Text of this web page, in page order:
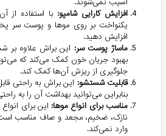
آسیب نمی‌شوند.
افزایش کارایی شامپو: با استفاده از
یکنواخت بر روی موها و پوست سر
افزایش دهید.
ماساژ پوست سر: این براش علاوه بر
بهبود جریان خون کمک می‌کند که
جلوگیری از ریزش آن‌ها کمک کند.
قابلیت شستشو: این براش به راحتی
بنابراین می‌توانید بهداشت آن را به
مناسب برای انواع موها: این برای
نازک، ضخیم، مجعد و صاف مناسب
وارد نمی‌کند.